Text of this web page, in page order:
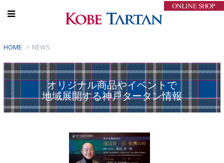
HOME NEWS
オリジナル商品やイベントで
地域展開する神戸タータン情報